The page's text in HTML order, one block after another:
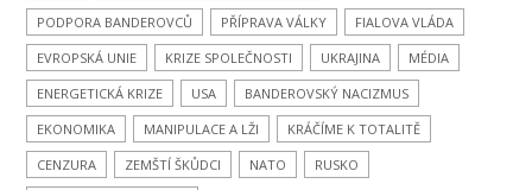
PODPORA BANDEROVCŮ
PŘÍPRAVA VÁLKY
FIALOVA VLÁDA
EVROPSKÁ UNIE
KRIZE SPOLEČNOSTI UKRAJINA
MÉDIA
ENERGETICKÁ KRIZE
USA
BANDEROVSKÝ NACIZMUS
EKONOMIKA
MANIPULACE A LŽI
KRÁČÍME K TOTALITĚ
CENZURA
ZEMŠTÍ ŠKŮDCI NATO
RUSKO